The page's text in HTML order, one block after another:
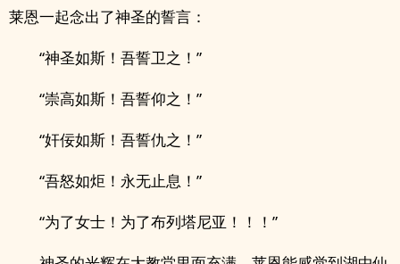
莱恩一起念出了神圣的誓言：
“神圣如斯！吾誓卫之！”
“崇高如斯！吾誓仰之！”
“奸佞如斯！吾誓仇之！”
“吾怒如炬！永无止息！”
“为了女士！为了布列塔尼亚！！！”